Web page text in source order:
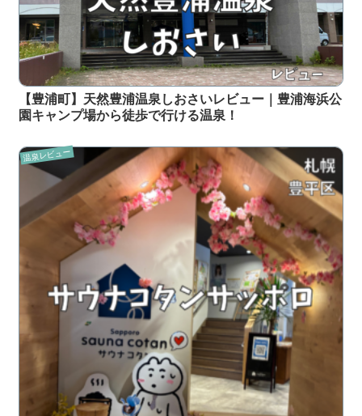
【豊浦町】天然豊浦温泉しおさいレビュー｜豊浦海浜公
園キャンプ場から徒歩で行ける温泉！
温泉レビュー